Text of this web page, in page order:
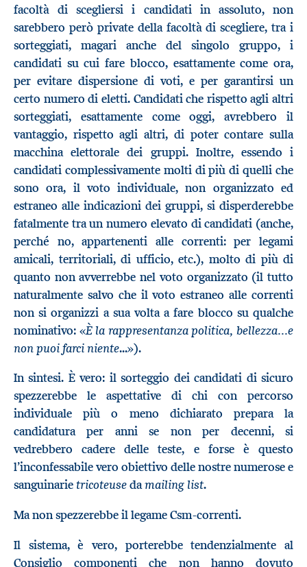
facoltà di scegliersi i candidati in assoluto, non
sarebbero però private della facoltà di scegliere, tra i
sorteggiati, magari anche del singolo gruppo, i
candidati su cui fare blocco, esattamente come ora,
per evitare dispersione di voti, e per garantirsi un
certo numero di eletti. Candidati che rispetto agli altri
sorteggiati, esattamente come oggi, avrebbero il
vantaggio, rispetto agli altri, di poter contare sulla
macchina elettorale dei gruppi. Inoltre, essendo i
candidati complessivamente molti di più di quelli che
sono ora, il voto individuale, non organizzato ed
estraneo alle indicazioni dei gruppi, si disperderebbe
fatalmente tra un numero elevato di candidati (anche,
perché no, appartenenti alle correnti: per legami
amicali, territoriali, di ufficio, etc.), molto di più di
quanto non avverrebbe nel voto organizzato (il tutto
naturalmente salvo che il voto estraneo alle correnti
non si organizzi a sua volta a fare blocco su qualche
nominativo: «È la rappresentanza politica, bellezza...e
non puoi farci niente...»).
In sintesi. È vero: il sorteggio dei candidati di sicuro
spezzerebbe le aspettative di chi con percorso
individuale più o meno dichiarato prepara la
candidatura per anni se non per decenni, si
vedrebbero cadere delle teste, e forse è questo
l’inconfessabile vero obiettivo delle nostre numerose e
sanguinarietricoteusedamailing list.
Ma non spezzerebbe il legame Csm-correnti.
Il sistema, è vero, porterebbe tendenzialmente al
Consiglio componenti che non hanno dovuto